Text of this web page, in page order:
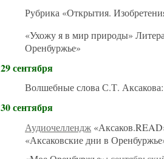
Рубрика «Открытия.
«Ухожу я в мир природы»
Оренбуржье»
29 сентября
Волшебные слова С.Т. Аксакова:
30 сентября
Аудиочеллендж
«Аксаковские дни в